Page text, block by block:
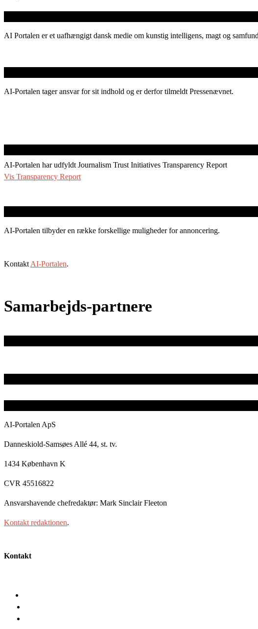
AI Portalen er et uafhængigt dansk medie om kunstig intelligens, magt og
AI-Portalen tager ansvar for sit indhold og er derfor tilmeldt Pressenævnet.
AI-Portalen har udfyldt Journalism Trust Initiatives Transparency Report
Vis Transparency Report
AI-Portalen tilbyder en række forskellige muligheder for annoncering.
Kontakt AI-Portalen.
Samarbejds-partnere
AI-Portalen ApS
Danneskiold-Samsøes Allé 44, st. tv.
1434 København K
CVR 45516822
Ansvarshavende chefredaktør: Mark Sinclair Fleeton
Kontakt redaktionen.
Kontakt